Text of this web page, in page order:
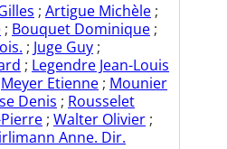
; Artigue Michèle ;
; Bouquet Dominique ;
; Juge Guy ;
; Legendre Jean-Louis
Meyer Etienne ; Mounier
Denis ; Rousselet
; Walter Olivier ;
Anne. Dir.